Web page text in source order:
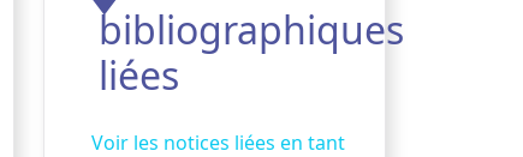
bibliographiques
liées
Voir les notices liées en tant